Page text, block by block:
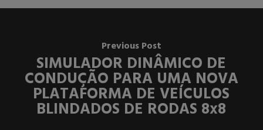
Previous Post
SIMULADOR DINÂMICO DE
CONDUÇÃO PARA UMA NOVA
PLATAFORMA DE VEÍCULOS
BLINDADOS DE RODAS 8x8